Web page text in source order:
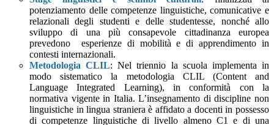
potenziamento delle competenze linguistiche, comunicative e
relazionali degli studenti e delle studentesse, nonché allo
sviluppo di una più consapevole cittadinanza europea
prevedono esperienze di mobilità e di apprendimento in
contesti internazionali.
Metodologia CLIL: Nel triennio la scuola implementa in
modo sistematico la metodologia CLIL (Content and
Language Integrated Learning), in conformità con la
normativa vigente in Italia. L’insegnamento di discipline non
linguistiche in lingua straniera è affidato a docenti in possesso
di competenze linguistiche di livello almeno C1 e di una